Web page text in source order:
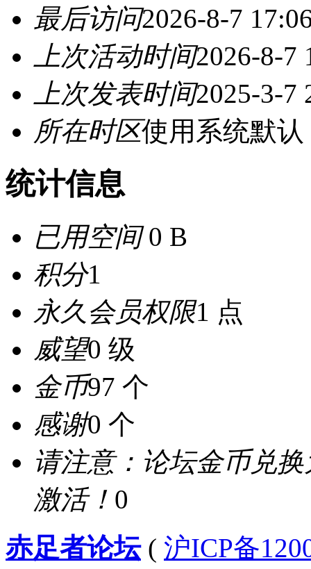
最后访问2026-8-7
上次活动时间2026-8-7
上次发表时间2025-3-7
所在时区使用系统默认
统计信息
已用空间0 B
积分1
永久会员权限1 点
威望0 级
金币97 个
感谢0 个
请注意：论坛金币兑
激活！ 0
赤足者论坛( 沪ICP备